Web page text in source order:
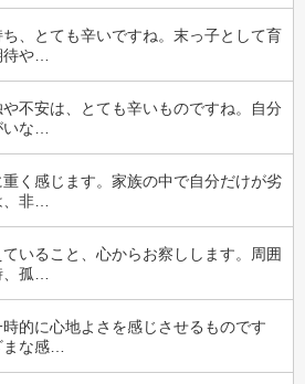
、とても辛いですね。末っ子として育
や…
不安は、とても辛いものですね。自分
な…
く感じます。家族の中で自分だけが劣
非…
いること、心からお察しします。周囲
孤…
的に心地よさを感じさせるものです
な感…